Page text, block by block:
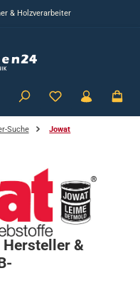
& Holzverarbeiter
Suche Jowat
&